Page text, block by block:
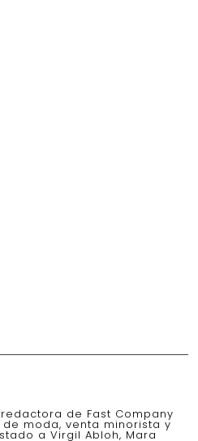
de Fast Company
moda, venta minorista y
a Virgil Abloh, Mara